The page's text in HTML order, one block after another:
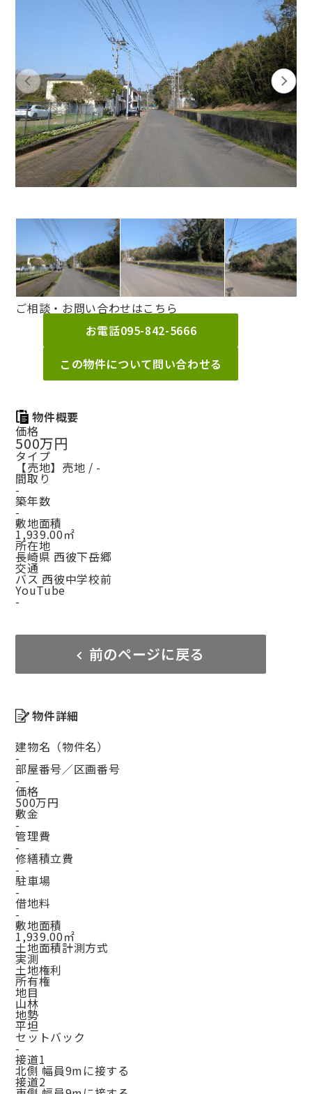
ご相談・お問い合わせはこちら
お電話095-842-5666
この物件について問い合わせる
物件概要
価格
500万円
タイプ
【売地】売地 / -
間取り
-
築年数
-
敷地面積
1,939.00㎡
所在地
長崎県 西彼下岳郷
交通
バス 西彼中学校前
YouTube
-
前のページに戻る
物件詳細
建物名（物件名）
-
部屋番号／区画番号
-
価格
500万円
敷金
-
管理費
-
修繕積立費
-
駐車場
-
借地料
-
敷地面積
1,939.00㎡
土地面積計測方式
実測
土地権利
所有権
地目
山林
地勢
平坦
セットバック
-
接道1
北側 幅員9mに接する
接道2